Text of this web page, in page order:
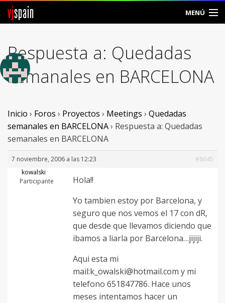
vjspain MENÚ
Foros
Noticias
Vjspain
Ayuda
Contacto
Entrar
Respuesta a: Quedadas
semanales en BARCELONA
Inicio › Foros › Proyectos › Meetings › Quedadas
semanales en BARCELONA› Respuesta a: Quedadas
semanales en BARCELONA
7 noviembre, 2006 a las 12:23
#8645
kowalski
Participante
Hola!!
Yo tambien estoy por Barcelona, y
seguro que nos vemos el 17 con dR,
que desde que llevamos diciendo que
ibamos a liarla por Barcelona…jijiji.
Aqui esta mi
mail:k_owalski@hotmail.com y mi
telefono 651847786. Hace unos
meses intentamos hacer un